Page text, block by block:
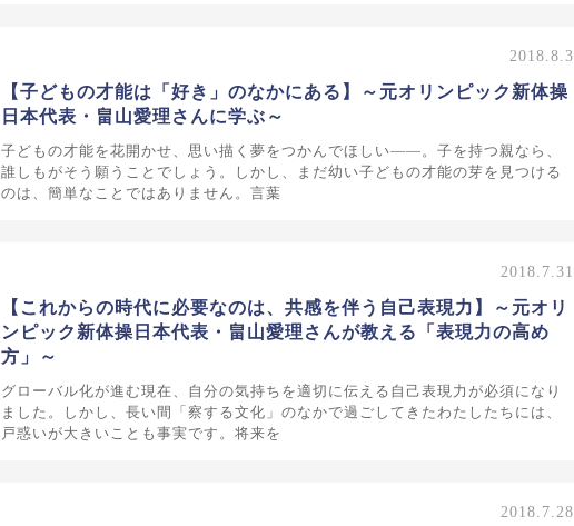
2018.8.3
【子どもの才能は「好き」のなかにある】～元オリンピック新体操
日本代表・畠山愛理さんに学ぶ～
子どもの才能を花開かせ、思い描く夢をつかんでほしい――。子を持つ親なら、
誰しもがそう願うことでしょう。しかし、まだ幼い子どもの才能の芽を見つける
のは、簡単なことではありません。言葉
2018.7.31
【これからの時代に必要なのは、共感を伴う自己表現力】～元オリ
ンピック新体操日本代表・畠山愛理さんが教える「表現力の高め
方」～
グローバル化が進む現在、自分の気持ちを適切に伝える自己表現力が必須になり
ました。しかし、長い間「察する文化」のなかで過ごしてきたわたしたちには、
戸惑いが大きいことも事実です。将来を
2018.7.28